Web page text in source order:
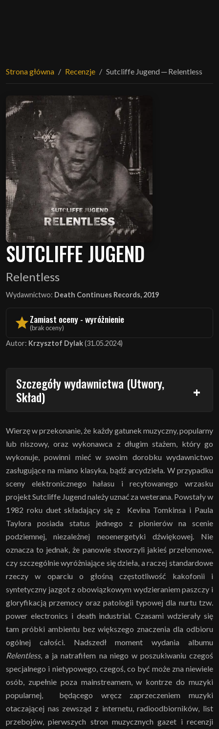
Strona główna Recenzje Sutcliffe Jugend ─ Relentless
SUTCLIFFE JUGEND
Relentless
Wydawnictwo: Death Continues Records, 2019
Zamiast oceny - wyróżnienie
(brak oceny)
Autor: Krzysztof Dylak(31.05.2024)
Szczegóły wydawnictwa (Utwory,
Skład)
Wierzę w przekonanie, że każdy gatunek muzyczny, popularny
lub niszowy, oraz wykonawca z długim stażem, który go
wykonuje, powinni mieć w swoim dorobku wydawnictwo
zasługujące na miano klasyka, bądź arcydzieła. W przypadku
sceny elektronicznego hałasu i recytowanego wrzasku
projekt Sutcliffe Jugend należy uznać za weterana. Powstały w
1982 roku duet składający się z Kevina Tomkinsa i Paula
Taylora posiada status jednego z pionierów na scenie
podziemnej, niezależnej neoenergetyki dźwiękowej. Nie
oznacza to jednak, że panowie stworzyli jakieś przełomowe,
czy szczególnie wyróżniające się dzieła, a raczej standardowe
rzeczy w oparciu o głośną częstotliwość kakofonii i
syntetyczny jazgot z obowiązkowym wydzieraniem paszczy i
gloryfikacją przemocy oraz patologii typowej dla nurtu tzw.
power electronics i death industrial. Czasami wdzierały się
tam próbki ambientu bez większego znaczenia dla odbioru
ogólnej całości. Nadszedł moment wydania albumu
Relentless, a ja natrafiłem na niego w poszukiwaniu czegoś
specjalnego i nietypowego, czegoś, co być może zna niewiele
osób, zupełnie poza mainstreamem, w kontrze do muzyki
popularnej, będącego wręcz zaprzeczeniem muzyki
otaczającej nas zewsząd z internetu, radioodbiorników, list
przebojów, pierwszych stron muzycznych gazet i recenzji